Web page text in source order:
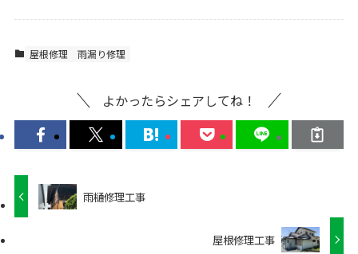
屋根修理 雨漏り修理
よかったらシェアしてね！
雨樋修理工事
屋根修理工事